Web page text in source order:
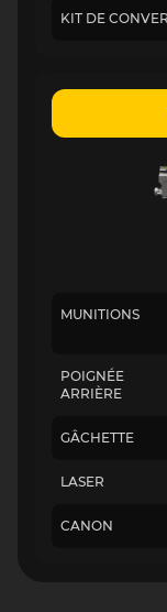
KIT DE
MUNITIONS
POIGNÉE
ARRIÈRE
GÂCHETTE
LASER
CANON